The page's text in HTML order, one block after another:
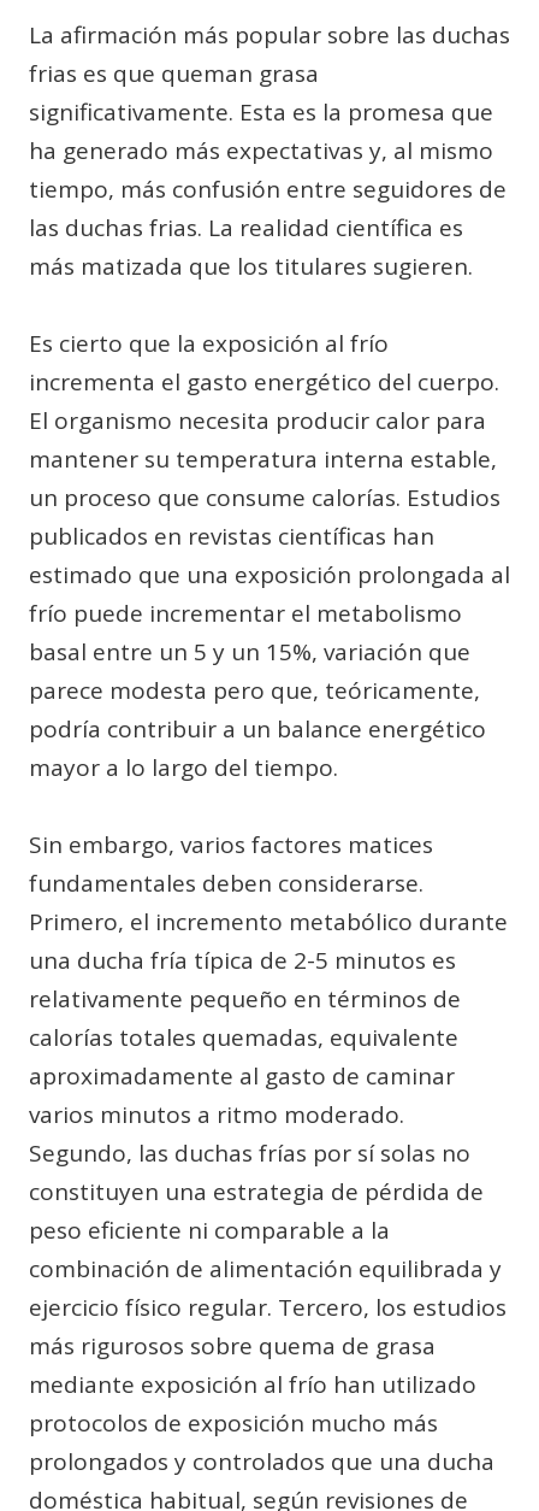
La afirmación más popular sobre las duchas
frias es que queman grasa
significativamente. Esta es la promesa que
ha generado más expectativas y, al mismo
tiempo, más confusión entre seguidores de
las duchas frias. La realidad científica es
más matizada que los titulares sugieren.
Es cierto que la exposición al frío
incrementa el gasto energético del cuerpo.
El organismo necesita producir calor para
mantener su temperatura interna estable,
un proceso que consume calorías. Estudios
publicados en revistas científicas han
estimado que una exposición prolongada al
frío puede incrementar el metabolismo
basal entre un 5 y un 15%, variación que
parece modesta pero que, teóricamente,
podría contribuir a un balance energético
mayor a lo largo del tiempo.
Sin embargo, varios factores matices
fundamentales deben considerarse.
Primero, el incremento metabólico durante
una ducha fría típica de 2-5 minutos es
relativamente pequeño en términos de
calorías totales quemadas, equivalente
aproximadamente al gasto de caminar
varios minutos a ritmo moderado.
Segundo, las duchas frías por sí solas no
constituyen una estrategia de pérdida de
peso eficiente ni comparable a la
combinación de alimentación equilibrada y
ejercicio físico regular. Tercero, los estudios
más rigurosos sobre quema de grasa
mediante exposición al frío han utilizado
protocolos de exposición mucho más
prolongados y controlados que una ducha
doméstica habitual, según revisiones de